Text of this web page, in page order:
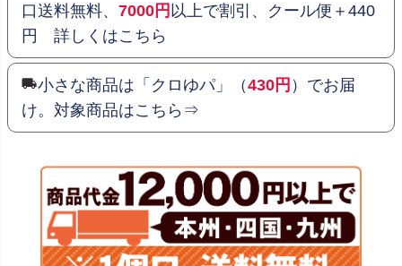
口送料無料、 7000円 以上で割引、クール便＋440
円 詳しくはこちら
小さな商品は「クロゆパ」（430円 ）でお届
け。対象商品はこちら⇒